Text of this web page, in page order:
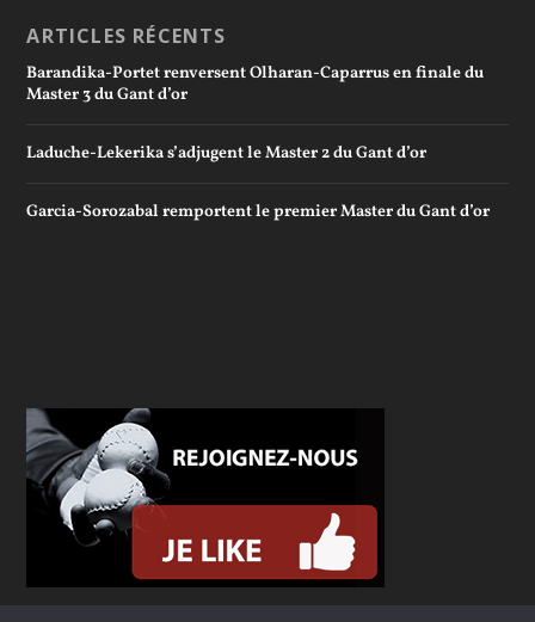
ARTICLES RÉCENTS
Barandika-Portet renversent Olharan-Caparrus en finale du
Master 3 du Gant d’or
Laduche-Lekerika s’adjugent le Master 2 du Gant d’or
Garcia-Sorozabal remportent le premier Master du Gant d’or